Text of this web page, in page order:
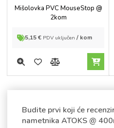
5out of
Mišolovka PVC MouseStop @
2kom
5,15€ PDV uključen / kom
Budite prvi koji će
nametnika ATOKS @